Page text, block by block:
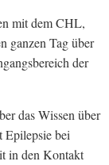
mit dem CHL,
ganzen Tag über
der
das Wissen über
Epilepsie bei
in den Kontakt